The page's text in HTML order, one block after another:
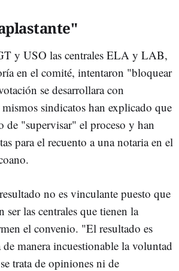
y USO las centrales ELA y LAB,
en el comité, intentaron "bloquear
se desarrollara con
sindicatos han explicado que
de "supervisar" el proceso y han
para el recuento a una notaria en el
no es vinculante puesto que
ser las centrales que tienen la
el convenio. "El resultado es
manera incuestionable la voluntad
trata de opiniones ni de